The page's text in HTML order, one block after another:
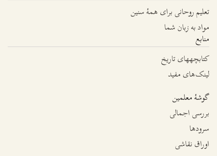
تعلیم روحانی برای همۀ سنین
مواد به زبان شما
منابع
کتابچه­های تاریخ
لینک‌های مفید
گوشۀ معلمین
بررسی اجمالی
سرودها
اوراق نقاشی